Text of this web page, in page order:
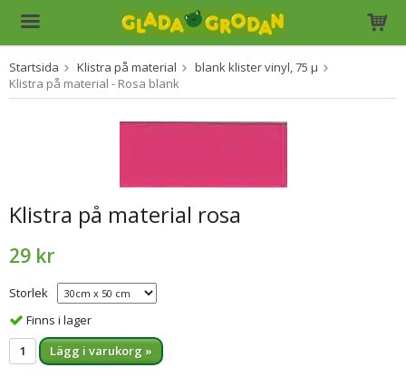
Produkten har blivit tillagd i varukorgen
Startsida Klistra på material
blank klister vinyl, 75 µ
Klistra på material - Rosa blank
Klistra på material rosa
29 kr
Storlek
Finns i lager
Lägg i varukorg »